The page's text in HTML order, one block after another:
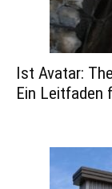
Ist Avatar:
Ein Leitfaden